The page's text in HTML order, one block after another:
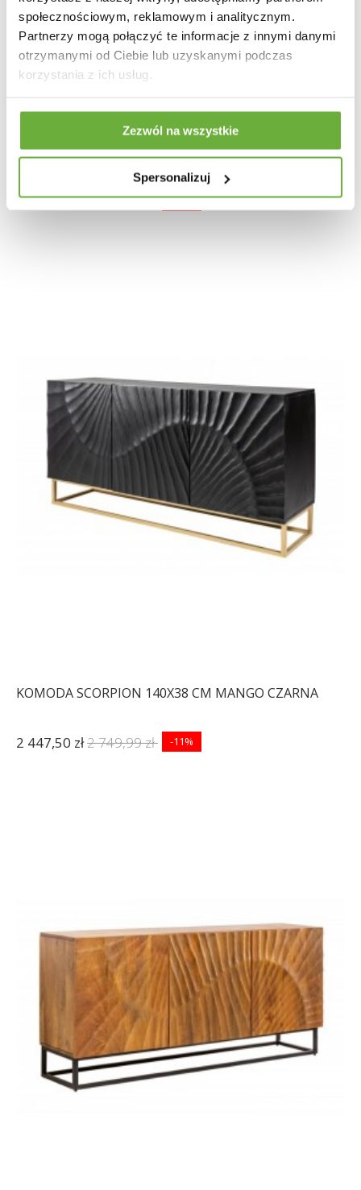
społecznościowym, reklamowym i analitycznym.
Partnerzy mogą połączyć te informacje z innymi danymi
otrzymanymi od Ciebie lub uzyskanymi podczas
korzystania z ich usług.
Zezwól na wszystkie
Spersonalizuj
KOMODA ASTON 160X40 CM DĄB BIELONY
1 668,58 zł2 059,98 zł -19%
KOMODA SCORPION 140X38 CM MANGO CZARNA
2 447,50 zł2 749,99 zł -11%